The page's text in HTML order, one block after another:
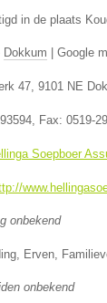
in de plaats
Dokkum Google
47, 9101 NE
, Fax: 0519-
Soepboer
onbekend
Erven,
onbekend